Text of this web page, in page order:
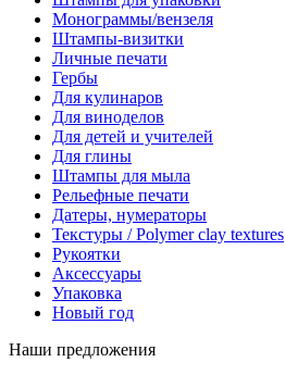
Монограммы/вензеля
Штампы-визитки
Личные печати
Гербы
Для кулинаров
Для виноделов
Для детей и учителей
Для глины
Штампы для мыла
Рельефные печати
Датеры, нумераторы
Текстуры / Polymer clay textures
Рукоятки
Аксессуары
Упаковка
Новый год
Наши предложения